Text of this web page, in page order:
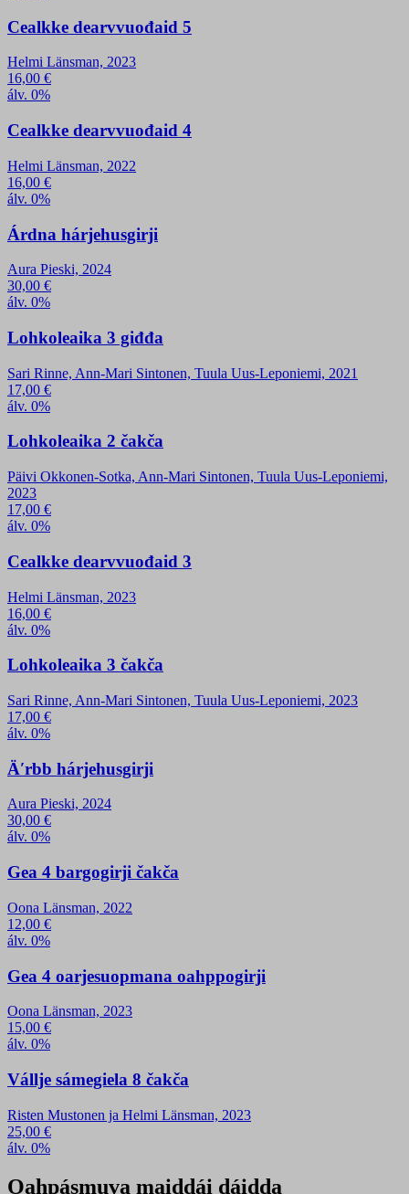
Cealkke dearvvuođaid 5
Helmi Länsman, 2023
16,00 €
álv. 0%
Cealkke dearvvuođaid 4
Helmi Länsman, 2022
16,00 €
álv. 0%
Árdna hárjehusgirji
Aura Pieski, 2024
30,00 €
álv. 0%
Lohkoleaika 3 giđđa
Sari Rinne, Ann-Mari Sintonen, Tuula Uus-Leponiemi, 2021
17,00 €
álv. 0%
Lohkoleaika 2 čakča
Päivi Okkonen-Sotka, Ann-Mari Sintonen, Tuula Uus-Leponiemi,
2023
17,00 €
álv. 0%
Cealkke dearvvuođaid 3
Helmi Länsman, 2023
16,00 €
álv. 0%
Lohkoleaika 3 čakča
Sari Rinne, Ann-Mari Sintonen, Tuula Uus-Leponiemi, 2023
17,00 €
álv. 0%
Äʹrbb hárjehusgirji
Aura Pieski, 2024
30,00 €
álv. 0%
Gea 4 bargogirji čakča
Oona Länsman, 2022
12,00 €
álv. 0%
Gea 4 oarjesuopmana oahppogirji
Oona Länsman, 2023
15,00 €
álv. 0%
Vállje sámegiela 8 čakča
Risten Mustonen ja Helmi Länsman, 2023
25,00 €
álv. 0%
Oahpásmuva maiddái dáidda